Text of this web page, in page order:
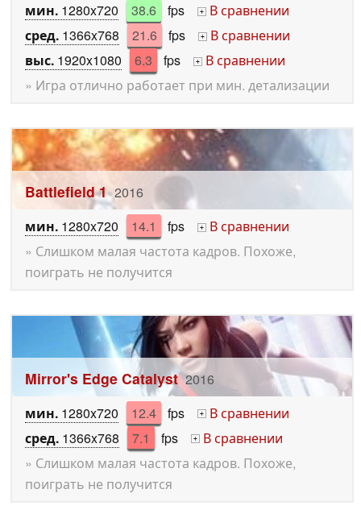
мин. 1280x720 38.6 fps +
В сравнении
сред. 1366x768 21.6 fps +
В сравнении
выс. 1920x1080 6.3 fps +
В сравнении
» Игра отлично работает при мин. детализации
Battlefield 1 2016
мин. 1280x720 14.1 fps +
В сравнении
» Слишком малая частота кадров. Похоже,
поиграть не получится
Mirror's Edge Catalyst 2016
мин. 1280x720 12.4 fps +
В сравнении
сред. 1366x768 7.1 fps +
В сравнении
» Слишком малая частота кадров. Похоже,
поиграть не получится